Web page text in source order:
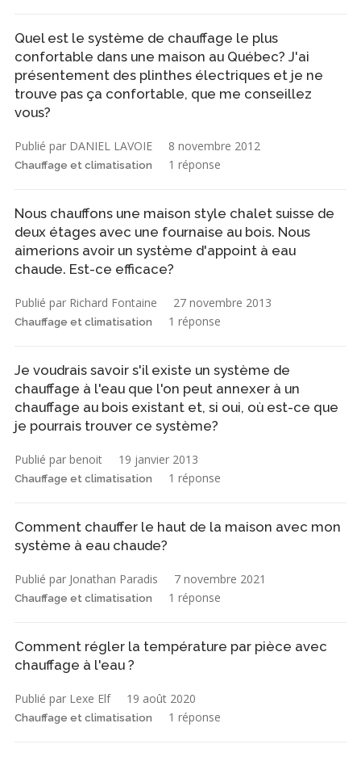
Quel est le système de chauffage le plus
confortable dans une maison au Québec? J'ai
présentement des plinthes électriques et je ne
trouve pas ça confortable, que me conseillez
vous?
Publié par DANIEL LAVOIE 8 novembre 2012
Chauffage et climatisation 1 réponse
Nous chauffons une maison style chalet suisse de
deux étages avec une fournaise au bois. Nous
aimerions avoir un système d'appoint à eau
chaude. Est-ce efficace?
Publié par Richard Fontaine 27 novembre 2013
Chauffage et climatisation 1 réponse
Je voudrais savoir s'il existe un système de
chauffage à l'eau que l'on peut annexer à un
chauffage au bois existant et, si oui, où est-ce que
je pourrais trouver ce système?
Publié par benoit 19 janvier 2013
Chauffage et climatisation 1 réponse
Comment chauffer le haut de la maison avec mon
système à eau chaude?
Publié par Jonathan Paradis 7 novembre 2021
Chauffage et climatisation 1 réponse
Comment régler la température par pièce avec
chauffage à l'eau ?
Publié par Lexe Elf 19 août 2020
Chauffage et climatisation 1 réponse